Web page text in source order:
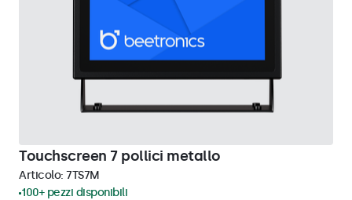
Touchscreen 7 pollici metallo
Articolo: 7TS7M
100+ pezzi disponibili